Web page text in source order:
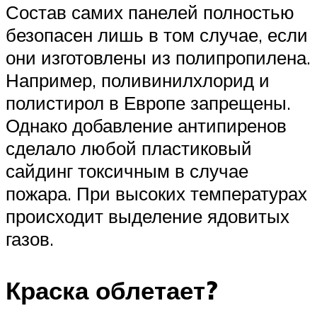
Состав самих панелей полностью
безопасен лишь в том случае, если
они изготовлены из полипропилена.
Например, поливинилхлорид и
полистирол в Европе запрещены.
Однако добавление антипиренов
сделало любой пластиковый
сайдинг токсичным в случае
пожара. При высоких температурах
происходит выделение ядовитых
газов.
Краска облетает?